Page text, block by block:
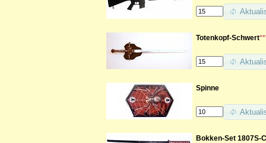
Totenkopf-Schwert
Spinne
Bokken-Set 1807S-